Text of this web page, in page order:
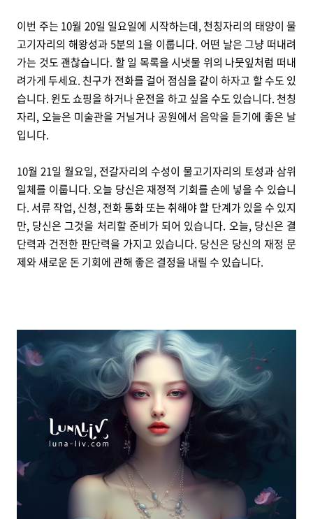
이번 주는 10월 20일 일요일에 시작하는데, 천칭자리의 태양이 물
고기자리의 해왕성과 5분의 1을 이룹니다. 어떤 날은 그냥 떠내려
가는 것도 괜찮습니다. 할 일 목록을 시냇물 위의 나뭇잎처럼 떠내
려가게 두세요. 친구가 전화를 걸어 점심을 같이 하자고 할 수도 있
습니다. 윈도 쇼핑을 하거나 운전을 하고 싶을 수도 있습니다. 천칭
자리, 오늘은 미술관을 거닐거나 공원에서 음악을 듣기에 좋은 날
입니다.
10월 21일 월요일, 전갈자리의 수성이 물고기자리의 토성과 삼위
일체를 이룹니다. 오늘 당신은 재정적 기회를 손에 넣을 수 있습니
다. 서류 작업, 신청, 전화 통화 또는 취해야 할 단계가 있을 수 있지
만, 당신은 그것을 처리할 준비가 되어 있습니다. 오늘, 당신은 결
단력과 건전한 판단력을 가지고 있습니다. 당신은 당신의 재정 문
제와 새로운 돈 기회에 관해 좋은 결정을 내릴 수 있습니다.